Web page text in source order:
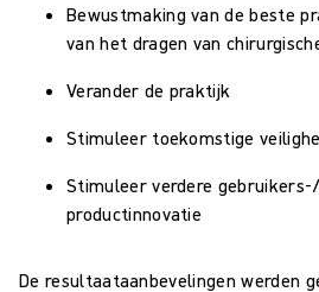
Bewustmaking van de beste
van het dragen van
Verander de praktijk
Stimuleer toekomstige
Stimuleer verdere
productinnovatie
De resultaataanbevelingen werden